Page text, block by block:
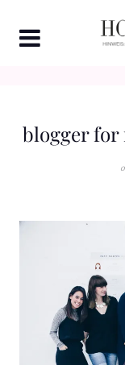
content
blogger for